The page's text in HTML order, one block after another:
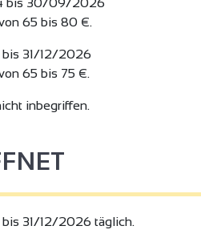
mit Tee und Kaffee zur
für mindestens 3
außer samstags und je nach
bis 30/09/2026
65 bis 80 €.
bis 31/12/2026
65 bis 75 €.
inbegriffen.
31/12/2026 täglich.